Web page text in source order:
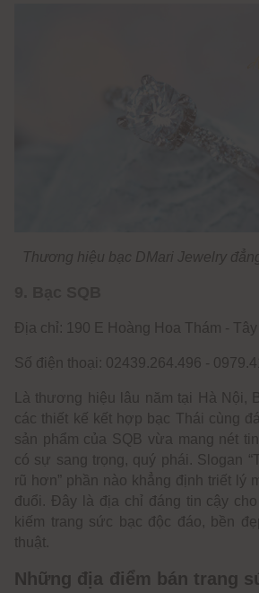
Thương hiệu bạc DMari Jewelry
Địa chỉ: 190 E Hoàng Hoa Thám - Tây
Số điện thoại: 02439.264.496 -
Là thương hiệu lâu năm tại Hà Nội,
các thiết kế kết hợp bạc Thái cùng
sản phẩm của SQB vừa mang nét
có sự sang trọng, quý phái. Slogan
rũ hơn” phần nào khẳng định triết lý
đuổi. Đây là địa chỉ đáng tin cậy
kiếm trang sức bạc độc đáo, bền
thuật.
Những địa điểm bán trang